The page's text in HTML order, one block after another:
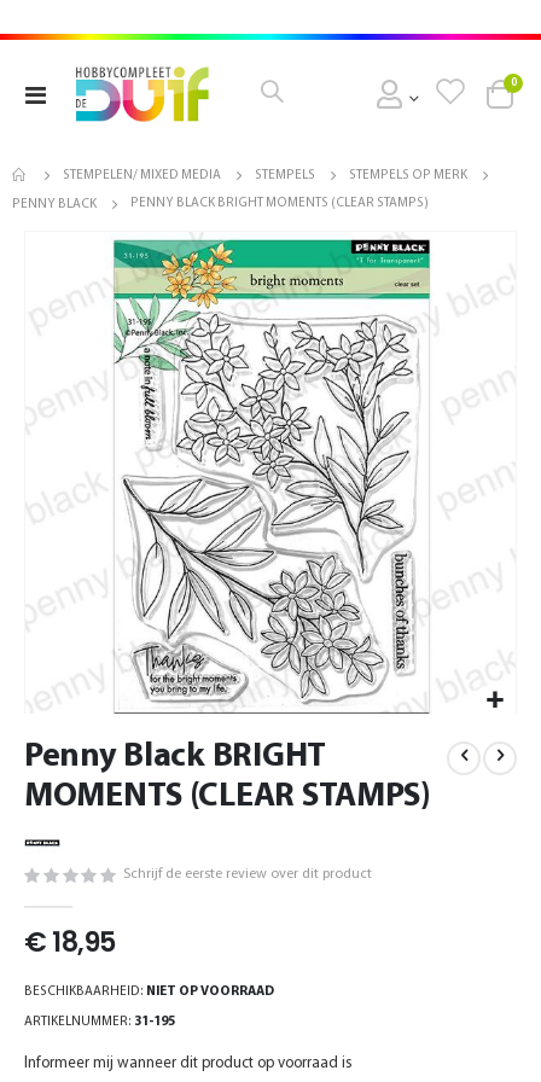
Toggle
Cart
0
STEMPELEN/ MIXED MEDIA STEMPELS STEMPELS OP MERK
PENNY BLACK PENNY BLACK BRIGHT MOMENTS (CLEAR STAMPS)
einde
naar
begin
afbeeldingen-
gallerij
Penny Black BRIGHT
MOMENTS (CLEAR STAMPS)
Schrijf de eerste review over dit product
€ 18,95
BESCHIKBAARHEID: NIET OP VOORRAAD
ARTIKELNUMMER 31-195
Informeer mij wanneer dit product op voorraad is